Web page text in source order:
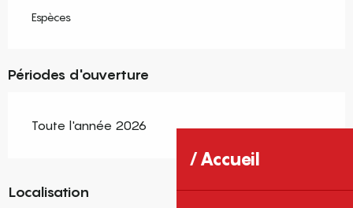
Accueil
Espèces
Périodes d'ouverture
Toute l'année 2026
Localisation